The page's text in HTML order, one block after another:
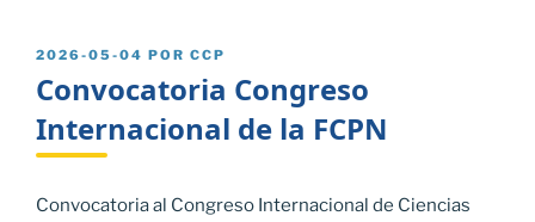
PUBLICADO
2026-05-04 POR CCP
Convocatoria Congreso
Internacional de la FCPN
Convocatoria al Congreso Internacional de Ciencias